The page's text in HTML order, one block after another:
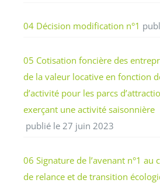
04 Décision modification n°1
05 Cotisation foncière des
de la valeur locative en fonction
d’activité pour les parcs
exerçant une activité saisonnière
publié le 27 juin 2023
06 Signature de l’avenant n°1 au
de relance et de transition